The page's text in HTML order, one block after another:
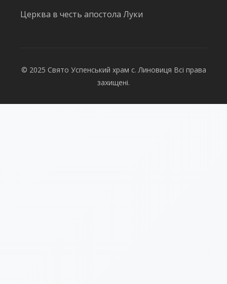
Церква в честь апостола Луки
© 2025 Свято Успенський храм с. Линовиця Всі права
захищені.